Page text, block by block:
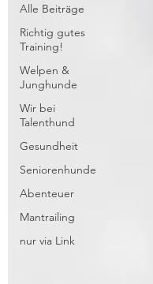
Alle Beiträge
Richtig gutes
Training!
Welpen &
Junghunde
Wir bei
Talenthund
Gesundheit
Seniorenhunde
Abenteuer
Mantrailing
nur via Link